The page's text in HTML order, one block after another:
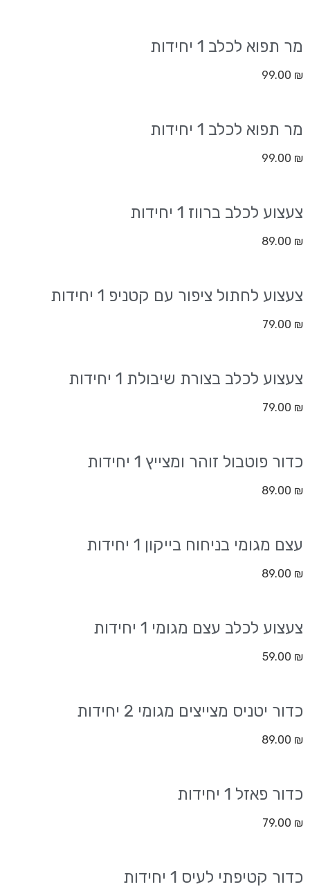
מר תפוא לכלב 1 יחידות
99.00 ₪
מר תפוא לכלב 1 יחידות
99.00 ₪
צעצוע לכלב ברווז 1 יחידות
89.00 ₪
צעצוע לחתול ציפור עם קטניפ 1 יחידות
79.00 ₪
צעצוע לכלב בצורת שיבולת 1 יחידות
79.00 ₪
כדור פוטבול זוהר ומצייץ 1 יחידות
89.00 ₪
עצם מגומי בניחוח בייקון 1 יחידות
89.00 ₪
צעצוע לכלב עצם מגומי 1 יחידות
59.00 ₪
כדור יטניס מצייצים מגומי 2 יחידות
89.00 ₪
כדור פאזל 1 יחידות
79.00 ₪
כדור קטיפתי לעיס 1 יחידות